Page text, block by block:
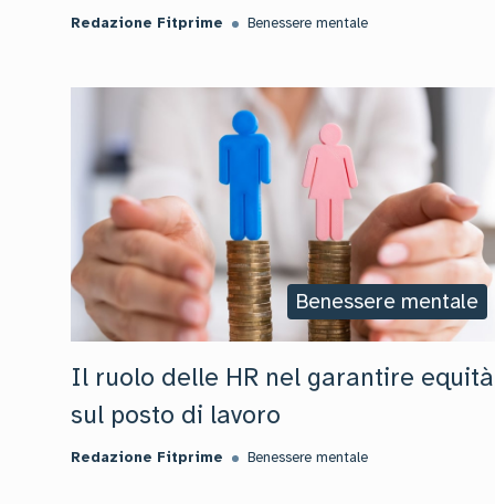
Redazione Fitprime Benessere mentale
Benessere mentale
Il ruolo delle HR nel garantire equità
sul posto di lavoro
Redazione Fitprime Benessere mentale